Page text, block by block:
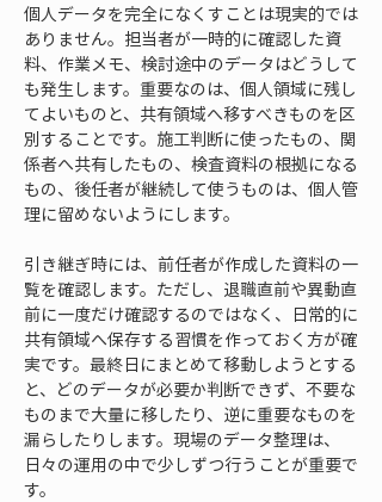
個人データを完全になくすことは現実的では
ありません。担当者が一時的に確認した資
料、作業メモ、検討途中のデータはどうして
も発生します。重要なのは、個人領域に残し
てよいものと、共有領域へ移すべきものを区
別することです。施工判断に使ったもの、関
係者へ共有したもの、検査資料の根拠になる
もの、後任者が継続して使うものは、個人管
理に留めないようにします。
引き継ぎ時には、前任者が作成した資料の一
覧を確認します。ただし、退職直前や異動直
前に一度だけ確認するのではなく、日常的に
共有領域へ保存する習慣を作っておく方が確
実です。最終日にまとめて移動しようとする
と、どのデータが必要か判断できず、不要な
ものまで大量に移したり、逆に重要なものを
漏らしたりします。現場のデータ整理は、
日々の運用の中で少しずつ行うことが重要で
す。